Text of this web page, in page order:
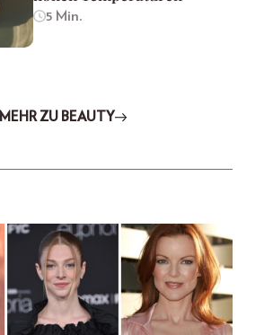
5 Min.
MEHR ZU BEAUTY